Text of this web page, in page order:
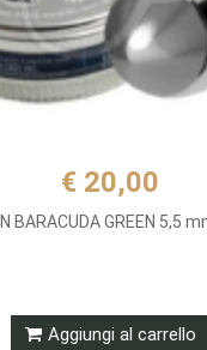
€ 20,00
BARACUDA GREEN 5,5
Aggiungi al carrello